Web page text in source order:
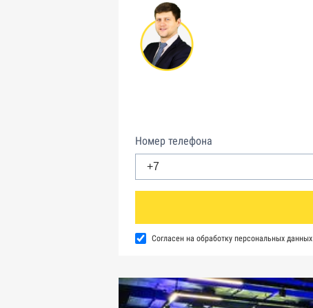
Номер телефона
Согласен на обработку персональных данных